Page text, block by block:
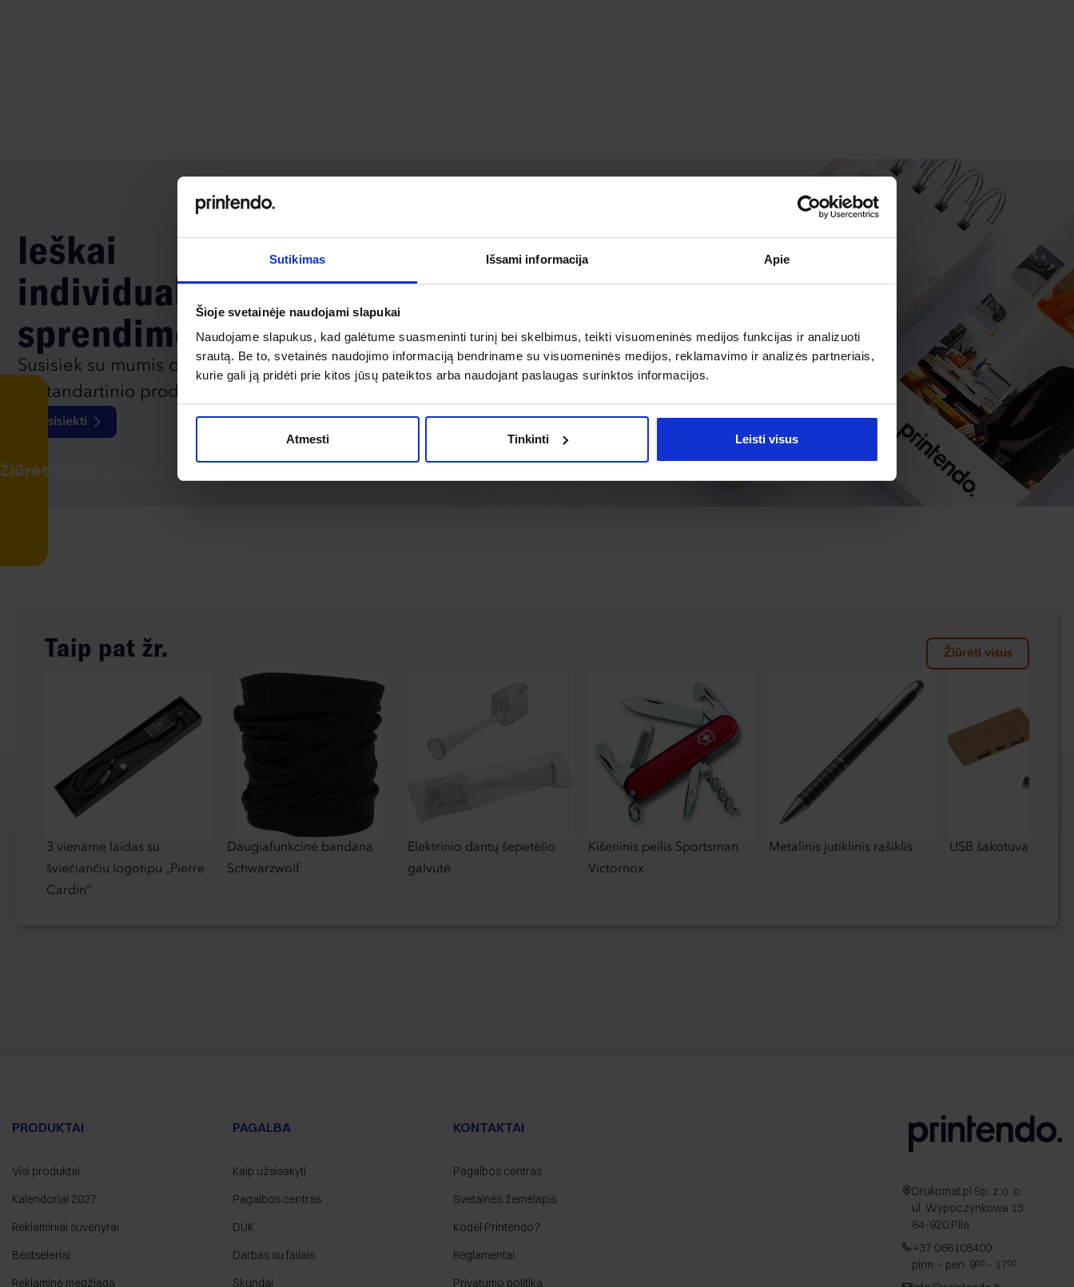
Sutikimas Išsami informacija Apie
Šioje svetainėje naudojami slapukai
Naudojame slapukus, kad galėtume suasmeninti turinį bei skelbimus, teikti visuomeninės medijos funkcijas ir analizuoti
srautą. Be to, svetainės naudojimo informaciją bendriname su visuomeninės medijos, reklamavimo ir analizės partneriais,
kurie gali ją pridėti prie kitos jūsų pateiktos arba naudojant paslaugas surinktos informacijos.
Atmesti Tinkinti Leisti visus
Žiūrėti atsiliepimus
Ieškai
individualaus
sprendimo?
Susisiek su mumis dėl
nestandartinio produkto aptarimo.
Susisiekti
Taip pat žr. Žiūrėti visus
3 viename laidas su
šviečiančiu logotipu „Pierre
Cardin“
Daugiafunkcinė bandana
Schwarzwolf
Elektrinio dantų šepetėlio
galvutė
Kišeninis peilis Sportsman
Victornox
Metalinis jutiklinis rašiklis USB šakotuvas
PRODUKTAI
Visi produktai
Kalendoriai 2027
Reklaminiai suvenyrai
Bestseleriai
Reklaminė medžiaga
PAGALBA
Kaip užsisakyti
Pagalbos centras
DUK
Darbas su failais
Skundai
KONTAKTAI
Pagalbos centras
Svetainės žemėlapis
Kodėl Printendo?
Reglamentai
Privatumo politika
Drukomat.pl Sp. z o. o.
ul. Wypoczynkowa 13
64-920 Piła
+37 066108400
pirm. - pen. 900 - 1700